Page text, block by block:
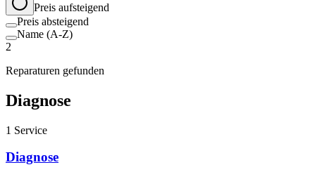
Preis aufsteigend
Preis absteigend
Name (A-Z)
2
Reparaturen gefunden
Diagnose
1 Service
Diagnose